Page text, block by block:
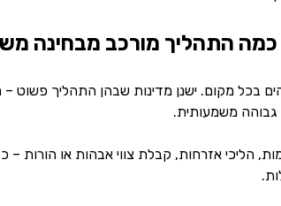
כמה התהליך מורכב מבחינה
בכל מקום. ישנן מדינות שבהן התהליך
משמעותית.
הליכי אזרחות, קבלת צווי אבהות או הורות